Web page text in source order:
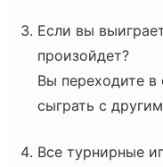
Если вы
произойдет?
Вы переходите
сыграть с
Все турнирные